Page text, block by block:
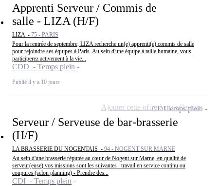
Apprenti Serveur / Commis de
salle - LIZA (H/F)
LIZA - 75 - PARIS
Pour la rentrée de septembre, LIZA recherche un(e) apprenti(e) commis de salle
pour rejoindre ses équipes à Paris. Au sein d'une équipe à taille humaine, vous
participerez activement à la vie...
CDD - Temps plein
Publié il y a 10 jours
Serveur / Serveuse de bar-brasserie
(H/F)
LA BRASSERIE DU NOGENTAIS - 94 - NOGENT SUR MARNE
Au sein d'une brasserie réputée au cœur de Nogent sur Marne, en qualité de
serveur(euse) vos missions sont les suivantes : travail en service continu ou
coupures (selon planning) - Prendre des...
CDI - Temps plein
CDITemps plein
Ajouter cette offre à ma sélection